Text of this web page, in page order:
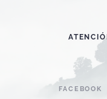
FACEBOOK